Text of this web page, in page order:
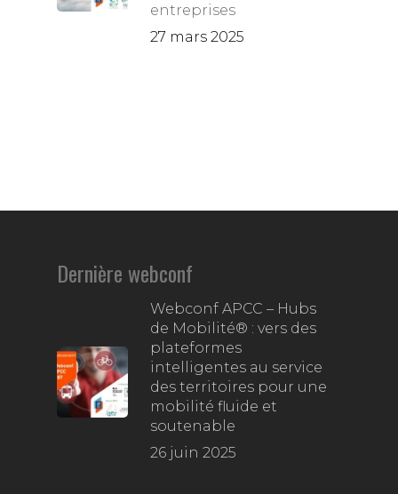
entreprises
27 mars 2025
Dernière webconf
Webconf APCC – Hubs
de Mobilité® : vers des
plateformes
intelligentes au service
des territoires pour une
mobilité fluide et
soutenable
26 juin 2025